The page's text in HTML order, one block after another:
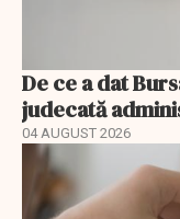
De ce a dat
judecată
04 AUGUST 2026